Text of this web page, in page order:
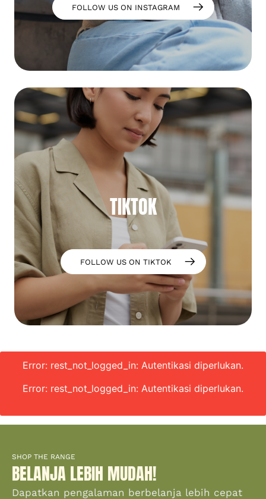
FOLLOW US ON INSTAGRAM
TIKTOK
FOLLOW US ON TIKTOK
Error: rest_not_logged_in: Autentikasi diperlukan.
Error: rest_not_logged_in: Autentikasi diperlukan.
SHOP THE RANGE
BELANJA LEBIH MUDAH!
Dapatkan pengalaman berbelanja lebih cepat